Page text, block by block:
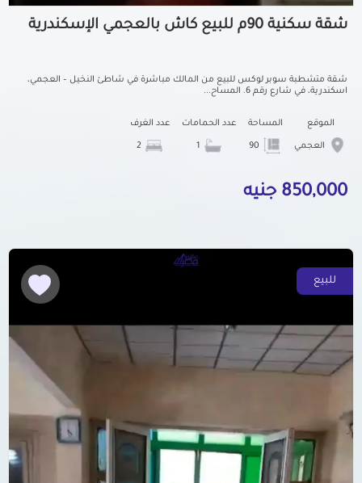
شقة سكنية 90م للبيع كاش بالعجمي الإسكندرية
شقة متشطبة سوبر لوكس للبيع من المالك مباشرة في شاطئ النخيل – العجمي،
اسكندرية، في شارع رقم 6. المساح...
الموقع
العجمي
المساحة عدد الحمامات عدد الغرف
850,000 جنيه
للبيع